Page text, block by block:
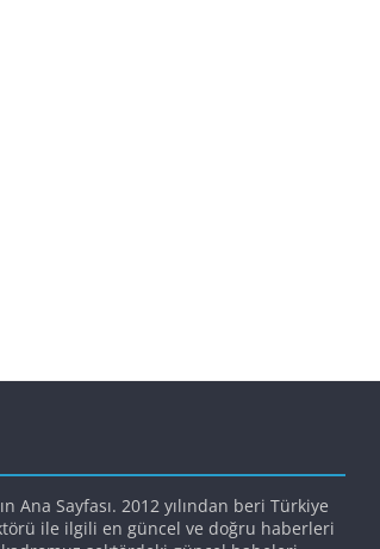
Ana Sayfası. 2012 yılından beri Türkiye
ile ilgili en güncel ve doğru haberleri